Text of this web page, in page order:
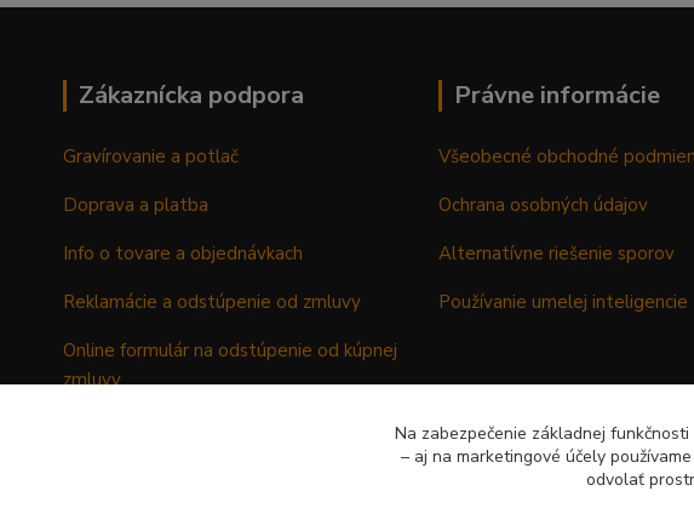
Zákaznícka podpora
Gravírovanie a potlač
Doprava a platba
Info o tovare a objednávkach
Reklamácie a odstúpenie od zmluvy
Online formulár na odstúpenie od kúpnej
zmluvy
Právne informácie
Všeobecné obchodné
Ochrana osobných údajov
Alternatívne riešenie sporov
Používanie umelej inteligencie
Na zabezpečenie základnej
– aj na marketingové účely
odvolať